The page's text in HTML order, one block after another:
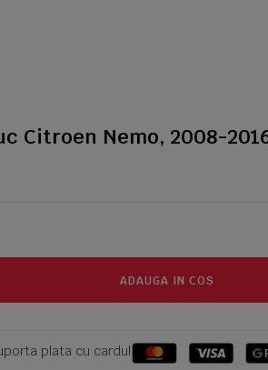
Citroen Nemo, 2008-
ADAUGA IN COS
plata cu cardul